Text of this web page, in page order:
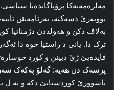
مەلزه‌مه‌یه‌کا پرۆپاگانده‌یا
بوویه‌رێ دسه‌کنه‌، به‌رنامه‌یێن
به‌لاڤ دکن و هه‌ولددن دژمناتیا
ترک دا. یانی د راستیا خوه‌ دا
فایدەیێ ژێ دبینن و کورد
پرسه‌ک دن هه‌یه‌: گه‌لۆ پەکەک
باشوورێ کوردستانێ دکه‌ و نه‌